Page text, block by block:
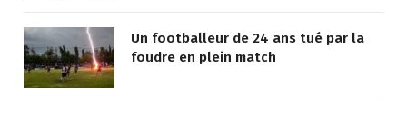
Un footballeur de 24 ans tué par la
foudre en plein match